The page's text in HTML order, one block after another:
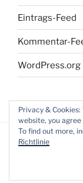
Eintrags-Feed
Kommentar-
WordPress.org
Privacy &
website, you
To find out more,
Richtlinie